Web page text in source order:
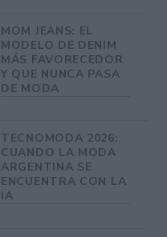
MOM JEANS: EL
MODELO DE DENIM
MÁS FAVORECEDOR
Y QUE NUNCA PASA
DE MODA
TECNOMODA 2026:
CUANDO LA MODA
ARGENTINA SE
ENCUENTRA CON LA
IA